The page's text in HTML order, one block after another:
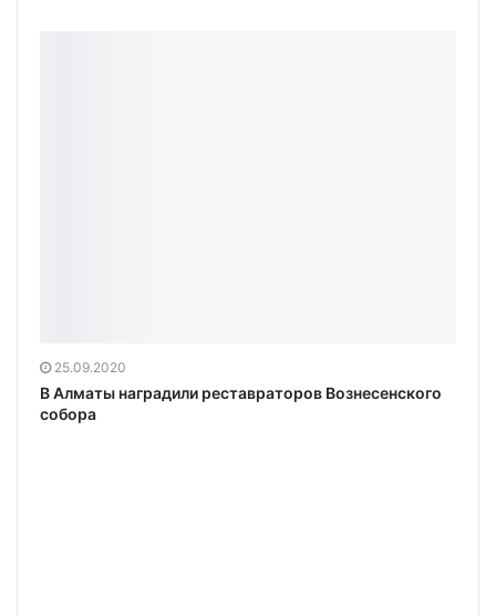
В Алматы наградили реставраторов Вознесенского